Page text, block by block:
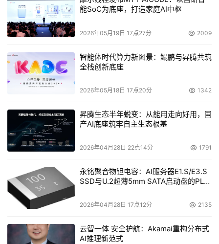
这些优势为未来AI芯片、图形加速器和数据中心存储带来颠
覆式改变，有望取代部分HBM或成为其有力补充。
当然，NEO半导体并非唯一关注3D DRAM的企业。三星、
SK海力士和美光等都在推进三维化转型。比如三星正在研
发VS-DRAM（垂直堆叠DRAM），其结构与NEO半导体的
SK海力士曾披露面向未来HBM结构的3D DRAM实验计划，
美光则聚焦于TSV优化与更低功耗HBM DRAM产品。
NEO半导体的不同之处在于其聚焦创新型单元结构
（1T1C/3T0C）和最大限度地借用3D NAND生态，形成技
术落地路径上的先发优势。
芯片计划在2026年亮相。
能SoC为底座，打造家庭AI中枢
2026年05月19日 17点27分 2009
智能体时代算力新图景：鲲鹏与昇腾共筑
全栈创新底座
2026年05月18日 17点20分 1342
昇腾生态半年蜕变：从能用走向好用，国
产AI底座筑牢自主生态根基
2026年04月28日 22点14分 1791
永铭聚合物钽电容：AI服务器E1.S/E3.S
SSD与U.2超薄5mm SATA启动盘的PLP
2026年04月28日 17点12分 2135
云智一体 安全护航：Akamai重构分布式
AI推理新范式